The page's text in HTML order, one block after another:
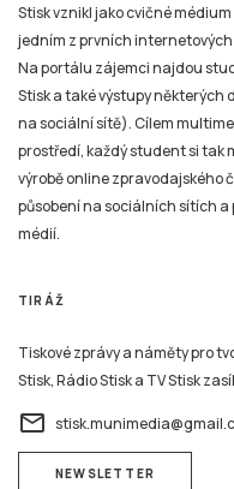
Stisk vznikl jako cvičné
jedním z prvních internetových
Na portálu zájemci najdou
Stisk a také výstupy
na sociální sítě). Cílem
prostředí, každý student si tak
výrobě online zpravodajského
působení na sociálních sítích
médií.
TIRÁŽ
Tiskové zprávy a náměty pro
Stisk, Rádio Stisk a TV Stisk
email
NEWSLETTER